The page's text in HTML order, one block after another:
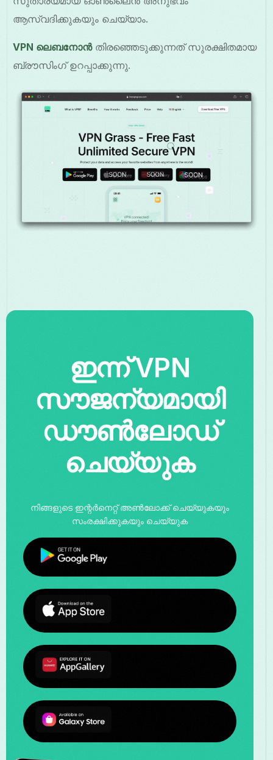
ആസ്വദിക്കുകയും ചെയ്യാം.
VPN ലെബനോൻതിരഞ്ഞെടുക്കുന്നത് സുരക്ഷിതമായ
ബ്രൗസിംഗ് ഉറപ്പാക്കുന്നു.
ഇന്ന് VPN
സൗജന്യമായി
ഡൗൺലോഡ്
ചെയ്യുക
നിങ്ങളുടെ ഇന്റർനെറ്റ് അൺലോക്ക് ചെയ്യുകയും
സംരക്ഷിക്കുകയും ചെയ്യുക